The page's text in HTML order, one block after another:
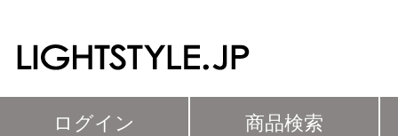
ログイン 商品検索